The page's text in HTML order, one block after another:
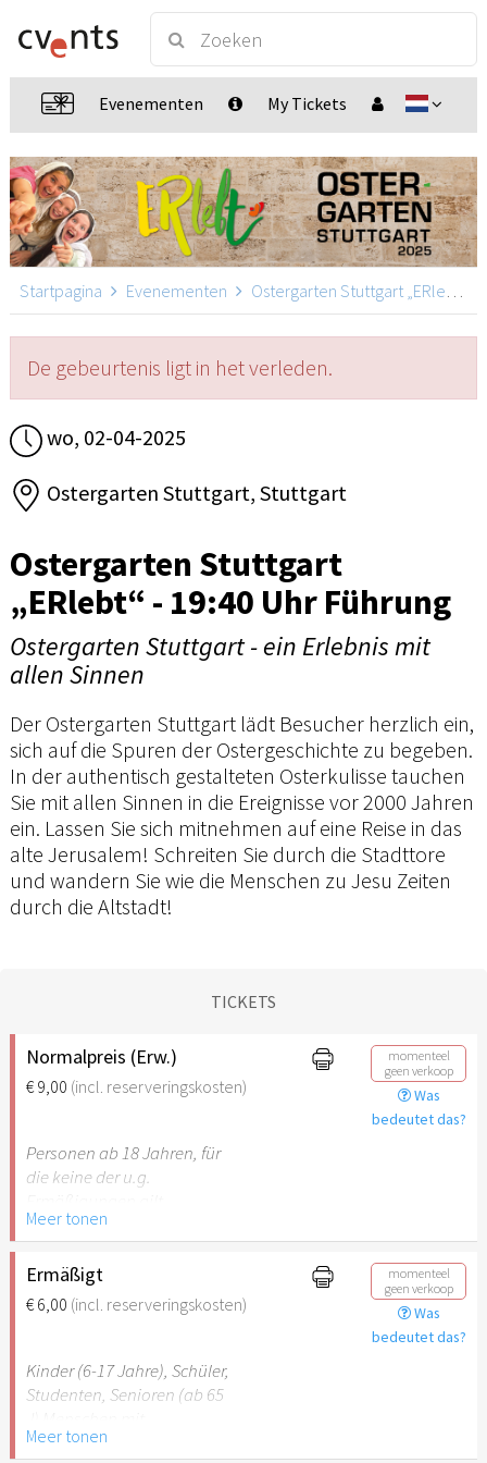
Evenementen My Tickets
Startpagina Evenementen Ostergarten Stuttgart „ERlebt“
De gebeurtenis ligt in het verleden.
wo, 02-04-2025
Ostergarten Stuttgart, Stuttgart
Ostergarten Stuttgart
„ERlebt“ - 19:40 Uhr Führung
Ostergarten Stuttgart - ein Erlebnis mit
allen Sinnen
Der Ostergarten Stuttgart lädt Besucher herzlich ein,
sich auf die Spuren der Ostergeschichte zu begeben.
In der authentisch gestalteten Osterkulisse tauchen
Sie mit allen Sinnen in die Ereignisse vor 2000 Jahren
ein. Lassen Sie sich mitnehmen auf eine Reise in das
alte Jerusalem! Schreiten Sie durch die Stadttore
und wandern Sie wie die Menschen zu Jesu Zeiten
durch die Altstadt!
TICKETS
Normalpreis (Erw.)
€ 9,00 (incl. reserveringskosten)
momenteel
geen verkoop
Was
bedeutet das?
Personen ab 18 Jahren, für
die keine der u.g.
Meer tonen
Ermäßigt
€ 6,00 (incl. reserveringskosten)
momenteel
geen verkoop
Was
bedeutet das?
Kinder (6-17 Jahre), Schüler,
Studenten, Senioren (ab 65
Behinderung (ab 50%),
Meer tonen